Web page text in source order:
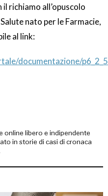
il richiamo all’opuscolo
nato per le Farmacie,
al link:
documentazione/
online libero e indipendente
in storie di casi di cronaca